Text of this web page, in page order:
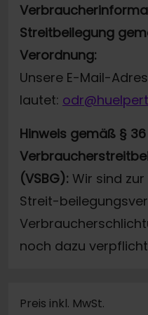
Streitbeilegung
Verordnung:
Unsere E-Mail-
lautet:
Hinweis gemäß § 36
(VSBG): Wir sind
Streit-
noch dazu
Preis inkl. MwSt.